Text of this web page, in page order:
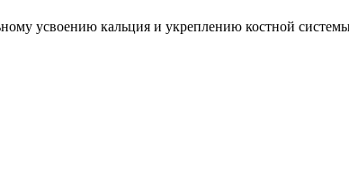
усвоению кальция и укреплению костной